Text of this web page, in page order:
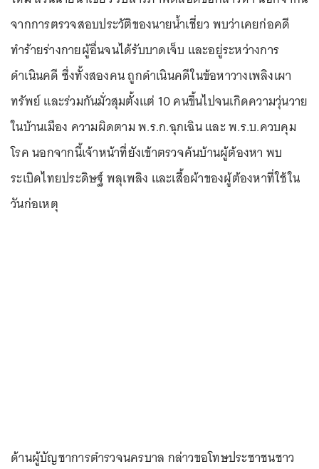
จากการตรวจสอบประวัติของนายน้ำเชี่ยว พบว่าเคยก่อคดี
ทำร้ายร่างกายผู้อื่นจนได้รับบาดเจ็บ และอยู่ระหว่างการ
ดำเนินคดี ซึ่งทั้งสองคน ถูกดำเนินคดีในข้อหาวางเพลิงเผา
ทรัพย์ และร่วมกันมั่วสุมตั้งแต่ 10 คนขึ้นไปจนเกิดความวุ่นวาย
ในบ้านเมือง ความผิดตาม พ.ร.ก.ฉุกเฉิน และ พ.ร.บ.ควบคุม
โรค นอกจากนี้เจ้าหน้าที่ยังเข้าตรวจค้นบ้านผู้ต้องหา พบ
ระเบิดไทยประดิษฐ์ พลุเพลิง และเสื้อผ้าของผู้ต้องหาที่ใช้ใน
วันก่อเหตุ
ด้านผู้บัญชาการตำรวจนครบาล กล่าวขอโทษประชาชนชาว